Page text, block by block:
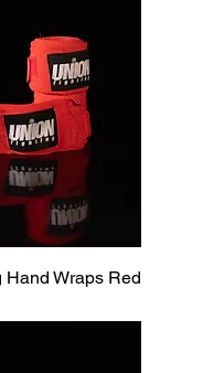
Hand Wraps Red